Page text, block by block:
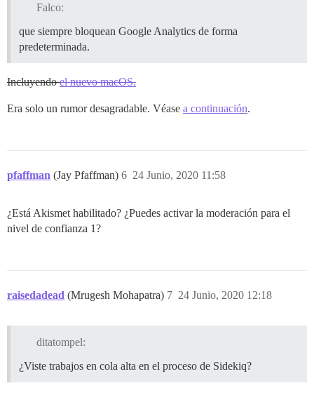
Falco:
que siempre bloquean Google Analytics de forma
predeterminada.
Incluyendoel nuevo macOS.
Era solo un rumor desagradable. Véase a continuación.
pfaffman (Jay Pfaffman) 24 Junio, 2020 11:58
6
¿Está Akismet habilitado? ¿Puedes activar la moderación para el
nivel de confianza 1?
raisedadead (Mrugesh Mohapatra) 24 Junio, 2020 12:18
7
ditatompel:
¿Viste trabajos en cola alta en el proceso de Sidekiq?